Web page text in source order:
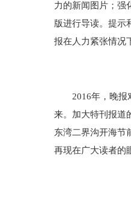
力的新闻图片；强
版进行导读。提示
报在人力紧张情况
2016年，晚报对
来。加大特刊报道
东湾二界沟开海节
再现在广大读者的